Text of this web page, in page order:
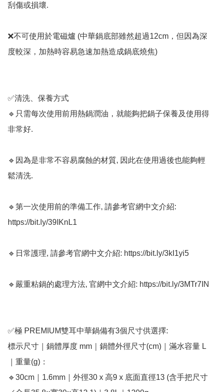
刮傷或損壞.
❌不可使用於電磁爐 (中華鍋底部雖然超過12cm，但因為深
度較深，加熱時容易急速加熱造成鍋底燒焦)
✅清洗、保養方式
🔹只需每次使用前用熱鍋潤油，就能夠把鍋子保養及使用得
非常好.
🔹因為是非常不容易腐蝕的材質, 因此在使用過後也能夠輕
鬆清洗.
🔹第一次使用前的準備工作, 請參考官網中文介紹:
https://bit.ly/39IKnL1
🔹日常護理, 請參考官網中文介紹: https://bit.ly/3kI1yi5
🔹嚴重粘鍋的處理方法, 官網中文介紹: https://bit.ly/3MTr7IN
✅極 PREMIUM雙耳中華鍋備有3個尺寸供選擇:
標示尺寸｜鍋體厚度 mm｜鍋體外徑尺寸(cm)｜滿水容量 L
｜重量(g)：
🔹30cm｜1.6mm｜外徑30 x 高9 x 底面直徑13 (含手把尺寸